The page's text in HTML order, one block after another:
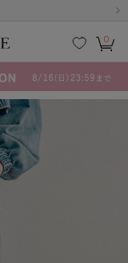
お気
に入
カー
ト
0